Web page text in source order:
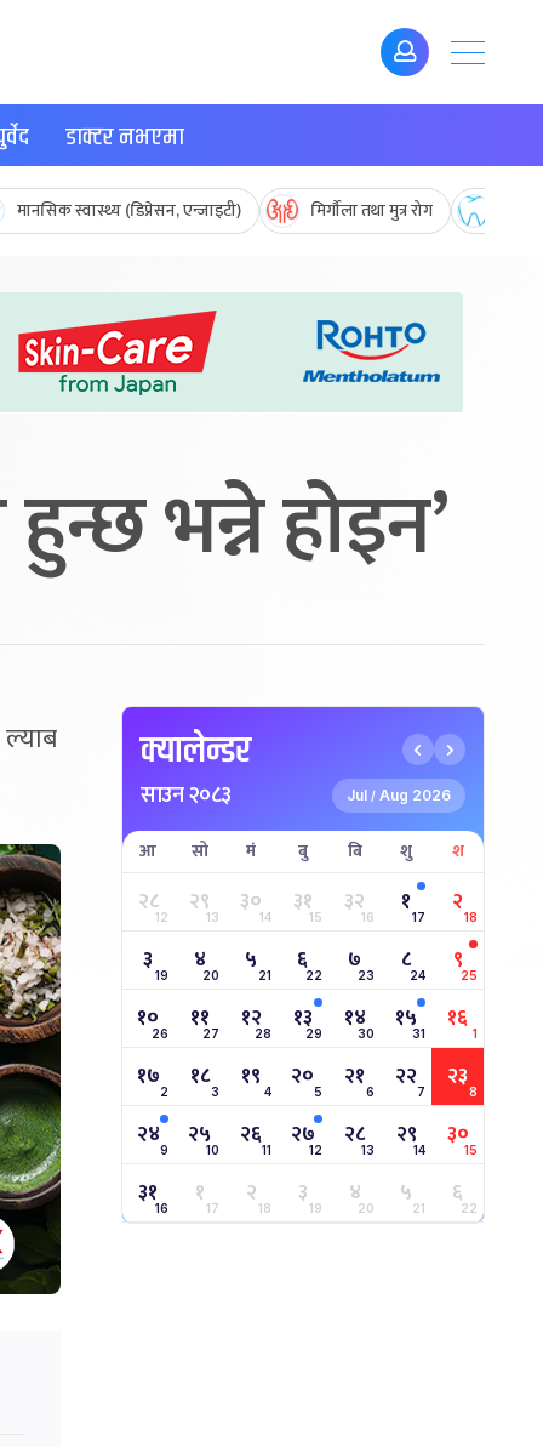
डाक्टर नभएमा
मानसिक स्वास्थ्य (डिप्रेसन, एन्जाइटी) मिर्गौला तथा मुत्र रोग
भन्ने होइन’
क्यालेन्डर
साउन २०८३ Jul / Aug 2026
आ सो मं बु बि शु श
२८12 २९13 ३०14 ३१15 ३२16 १17 २18
३ 19 ४20 ५ 21 ६22 ७23 ८24 ९25
१०26 ११27 १२28 १३29 १४30 १५31 १६ 1
१७2 १८3 १९ 4 २०5 २१6 २२7 २३8
२४9 २५10 २६11 २७12 २८13 २९14 ३०15
३१16 १17 २18 ३19 ४20 ५21 ६22